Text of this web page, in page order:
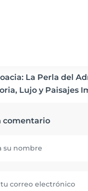
La Perla del
Lujo y Paisajes
comentario